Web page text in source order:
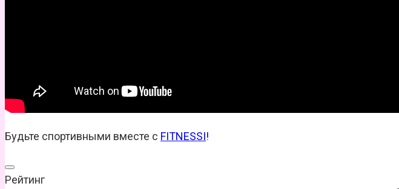
Будьте спортивными вместе с FITNESSI!
Рейтинг